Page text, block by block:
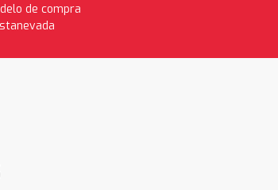
de compra